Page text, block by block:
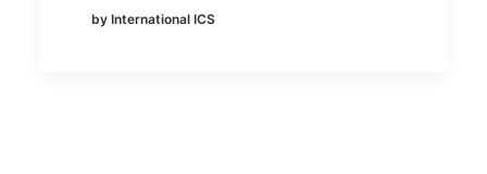
by International ICS